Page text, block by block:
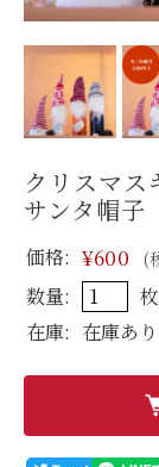
クリスマス
サンタ帽子
価格: ¥600 (
数量:
枚
在庫: 在庫あり